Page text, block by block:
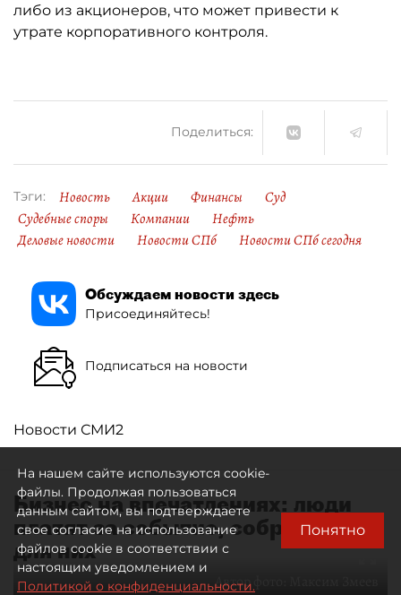
либо из акционеров, что может привести к
утрате корпоративного контроля.
Поделиться:
Тэги: Новость Акции Финансы
Суд
Судебные споры
Компании
Нефть
Деловые новости
Новости СПб Новости СПб сегодня
Обсуждаем новости здесь
Присоединяйтесь!
Подписаться на новости
Новости СМИ2
Бизнес на впечатлениях: люди
платят за событие, собранное
для них
Автор фото:
На нашем сайте используются cookie-
файлы. Продолжая пользоваться
данным сайтом, вы подтверждаете
свое согласие на использование
файлов cookie в соответствии с
настоящим уведомлением и
Политикой о конфиденциальности.
Понятно